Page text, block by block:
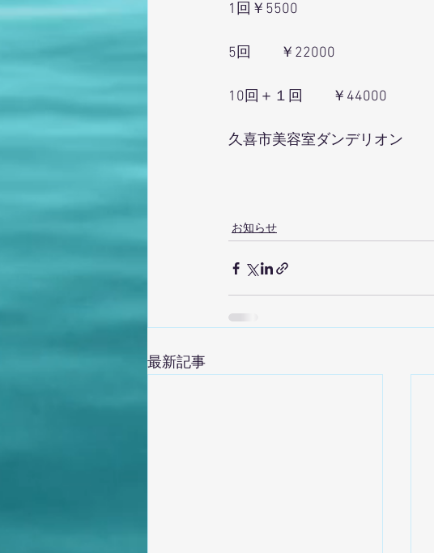
1回￥5500
5回　　￥22000
10回＋１回　　￥44000
久喜市美容室ダンデリオン
お知らせ
最新記事